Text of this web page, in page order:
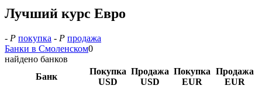
Лучший курс Евро
- Р покупка - Р продажа
Банки в Смоленском0
найдено банков
Банк
Покупка
USD
Продажа
USD
Покупка
EUR
Продажа
EUR